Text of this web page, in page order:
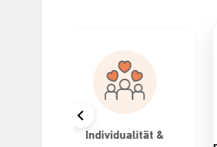
Individualität &